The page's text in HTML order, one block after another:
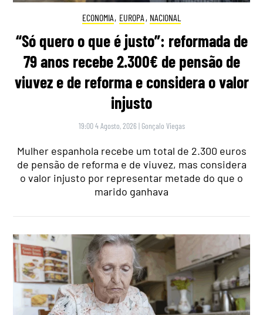
ECONOMIA, EUROPA , NACIONAL
“Só quero o que é justo”: reformada de
79 anos recebe 2.300€ de pensão de
viuvez e de reforma e considera o valor
injusto
19:00 4 Agosto, 2026 | Gonçalo Viegas
Mulher espanhola recebe um total de 2.300 euros
de pensão de reforma e de viuvez, mas considera
o valor injusto por representar metade do que o
marido ganhava